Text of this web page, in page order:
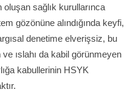
oluşan sağlık kurullarınca
gözönüne alındığında keyfi,
denetime elverişsiz, bu
ıslahı da kabil görünmeyen
kabullerinin HSYK